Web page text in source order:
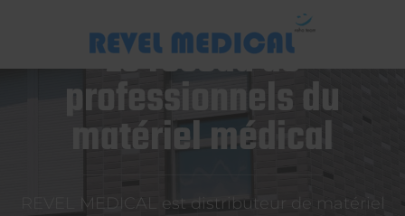
Le réseau de
professionnels du
matériel médical
REVEL MEDICAL est distributeur de matériel